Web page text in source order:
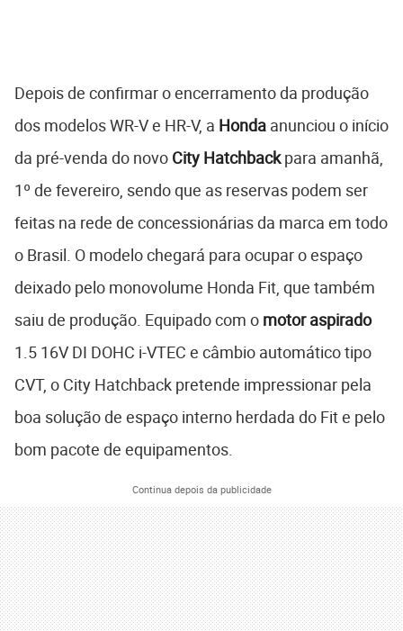
Depois de confirmar o encerramento da produção
dos modelos WR-V e HR-V, a Honda anunciou o início
da pré-venda do novo City Hatchbackpara amanhã,
1º de fevereiro, sendo que as reservas podem ser
feitas na rede de concessionárias da marca em todo
o Brasil. O modelo chegará para ocupar o espaço
deixado pelo monovolume Honda Fit, que também
saiu de produção. Equipado com o motor aspirado
1.5 16V DI DOHC i-VTEC e câmbio automático tipo
CVT, o City Hatchback pretende impressionar pela
boa solução de espaço interno herdada do Fit e pelo
bom pacote de equipamentos.
Continua depois da publicidade